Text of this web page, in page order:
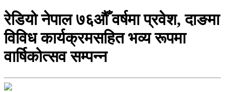
रेडियो नेपाल ७६औँ वर्षमा प्रवेश, दाङमा
विविध कार्यक्रमसहित भव्य रूपमा
वार्षिकोत्सव सम्पन्न